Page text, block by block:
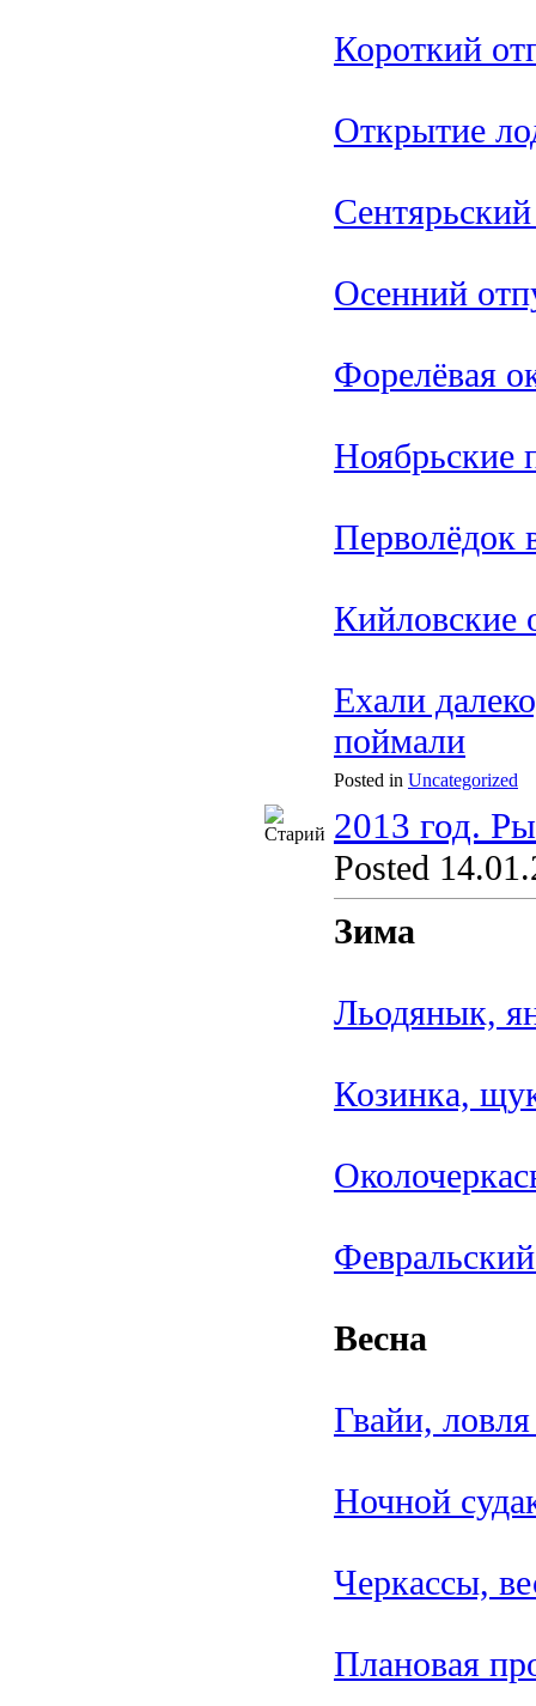
Короткий
Открытие
Осенний
Форелёвая
Ноябрьские
Перволёдок
Кийловские
Ехали
поймали
Posted in Uncategorized
2013 год.
Posted
Зима
Льодянык,
Козинка,
Весна
Гвайи,
Ночной
Черкассы,
Плановая